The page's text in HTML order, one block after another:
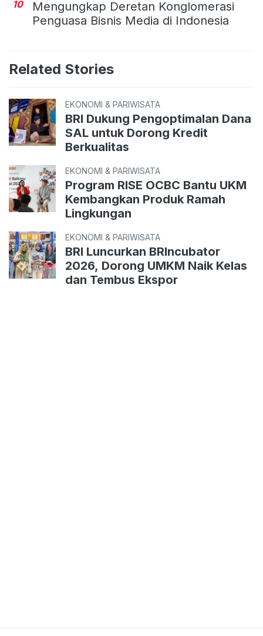
10
Mengungkap Deretan Konglomerasi
Penguasa Bisnis Media di Indonesia
Related Stories
EKONOMI & PARIWISATA
BRI Dukung Pengoptimalan Dana
SAL untuk Dorong Kredit
Berkualitas
EKONOMI & PARIWISATA
Program RISE OCBC Bantu UKM
Kembangkan Produk Ramah
Lingkungan
EKONOMI & PARIWISATA
BRI Luncurkan BRIncubator
2026, Dorong UMKM Naik Kelas
dan Tembus Ekspor